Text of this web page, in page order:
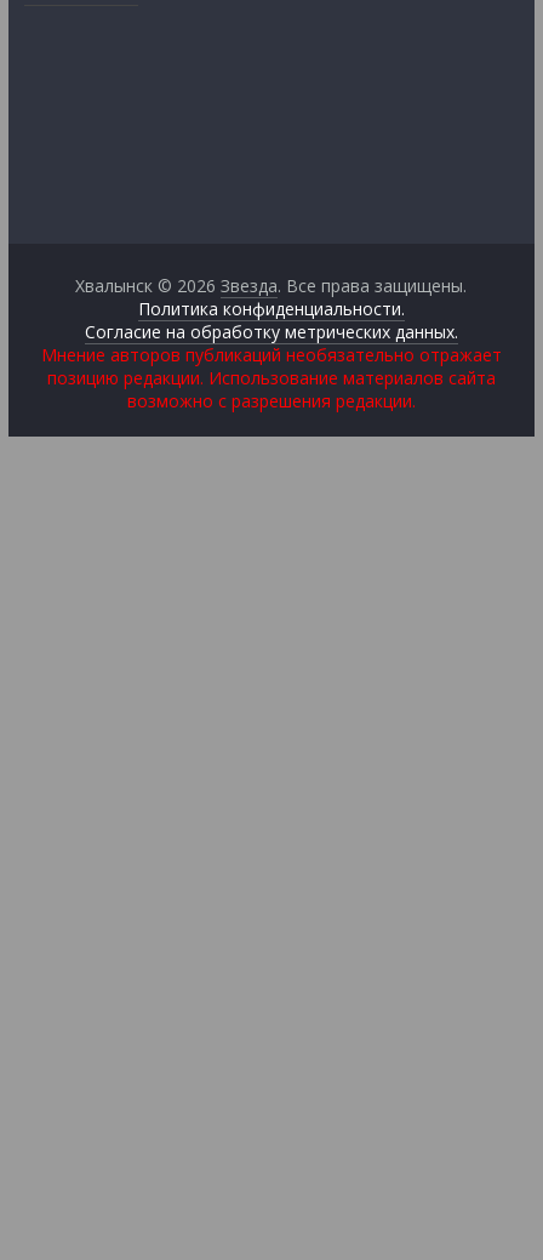
Хвалынск © 2026Звезда. Все права защищены.
Политика конфиденциальности.
Согласие на обработку метрических данных.
Мнение авторов публикаций необязательно отражает
позицию редакции. Использование материалов сайта
возможно с разрешения редакции.